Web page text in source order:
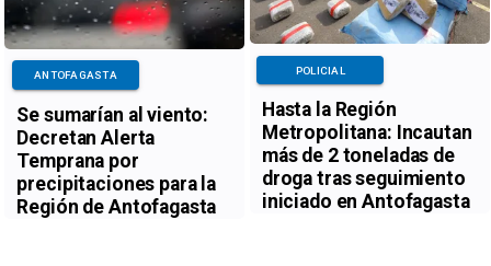
Se sumarían al viento:
Decretan Alerta
Temprana por
precipitaciones para la
Región de Antofagasta
ANTOFAGASTA
Hasta la Región
Metropolitana: Incautan
más de 2 toneladas de
droga tras seguimiento
iniciado en Antofagasta
POLICIAL